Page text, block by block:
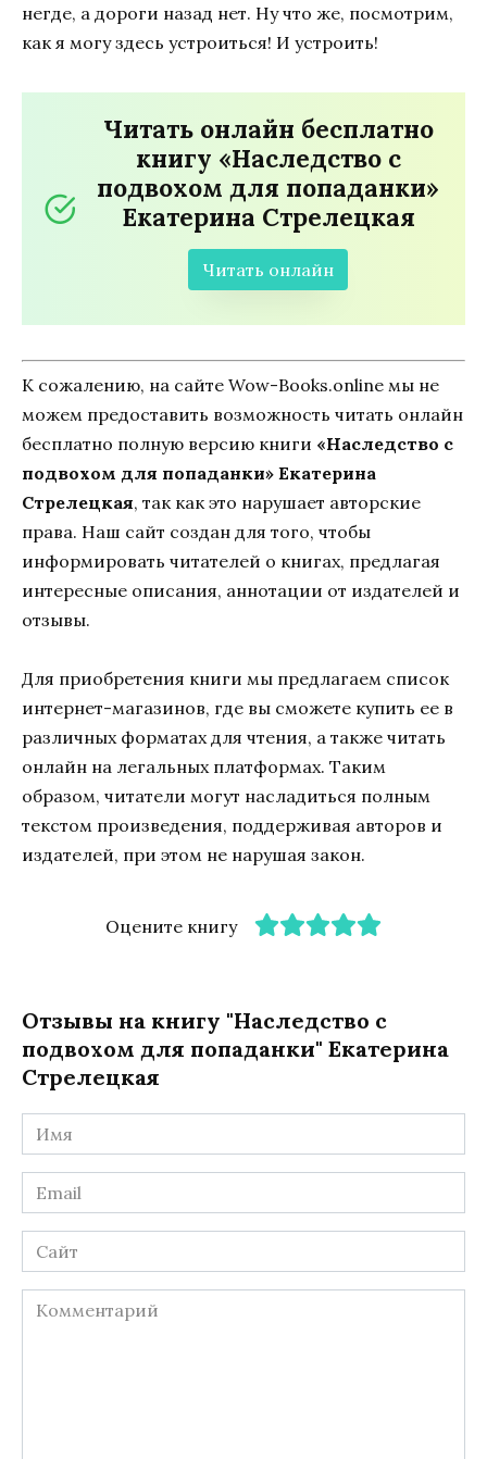
негде, а дороги назад нет. Ну что же, посмотрим,
как я могу здесь устроиться! И устроить!
Читать онлайн бесплатно
книгу «Наследство с
подвохом для попаданки»
Екатерина Стрелецкая
Читать онлайн
К сожалению, на сайте Wow-Books.online мы не
можем предоставить возможность читать онлайн
бесплатно полную версию книги «Наследство с
подвохом для попаданки» Екатерина
Стрелецкая, так как это нарушает авторские
права. Наш сайт создан для того, чтобы
информировать читателей о книгах, предлагая
интересные описания, аннотации от издателей и
отзывы.
Для приобретения книги мы предлагаем список
интернет-магазинов, где вы сможете купить ее в
различных форматах для чтения, а также читать
онлайн на легальных платформах. Таким
образом, читатели могут насладиться полным
текстом произведения, поддерживая авторов и
издателей, при этом не нарушая закон.
Оцените книгу
Отзывы на книгу "Наследство с
подвохом для попаданки" Екатерина
Стрелецкая
Имя
*
Email
*
Сайт
Комментарий